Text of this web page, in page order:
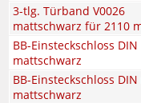
3-tlg. Türband V0026
mattschwarz für 2110
BB-Einsteckschloss
mattschwarz
BB-Einsteckschloss
mattschwarz